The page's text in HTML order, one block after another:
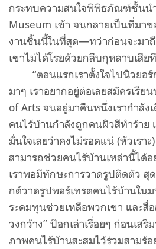
กระทบความสนใจพิพิธภัณฑ์ชั้นน
Museum เข้า จนกลายเป็นที่มา
งานชิ้นนี้ในที่สุด—ทว่าก่อนจะมา
เขาไม่ได้โรยด้วยกลีบกุหลาบเสีย
“ตอนแรกเราตั้งใจไปนิวยอ
มาๆ เราอยากอยู่ต่อเลยสมัครเรี
of Arts จนอยู่มาคืนหนึ่งเรากำลัง
คนไร้บ้านกำลังถูกคนผิวสีทำร้าย
มั่นใจเลยว่าคงไม่รอดแน่ (หัวเราะ
สามารถช่วยคนไร้บ้านเหล่านี้ได้
เราพอมีทักษะการวาดรูปติดตัว สุด
กต์วาดรูปพอร์เทรตคนไร้บ้านใน
ระดมทุนช่วยเหลือพวกเขา และ
วงกว้าง” ป๊อกเล่าเรื่อยๆ ก่อนเส
ภาพคนไร้บ้านสะสมไว้ร่วมสามร้